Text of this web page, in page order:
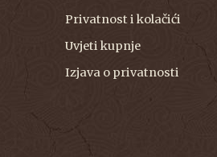
Privatnost i kolačići
Uvjeti kupnje
Izjava o privatnosti